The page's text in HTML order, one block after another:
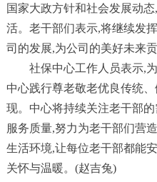
国家大政方针和社会发展动
活。老干部们表示,将继续发
司的发展,为公司的美好未来
社保中心工作人员表示,
中心践行尊老敬老优良传统
现。中心将持续关注老干部
服务质量,努力为老干部们营
生活环境,让每位老干部都能
关怀与温暖。(赵吉兔)